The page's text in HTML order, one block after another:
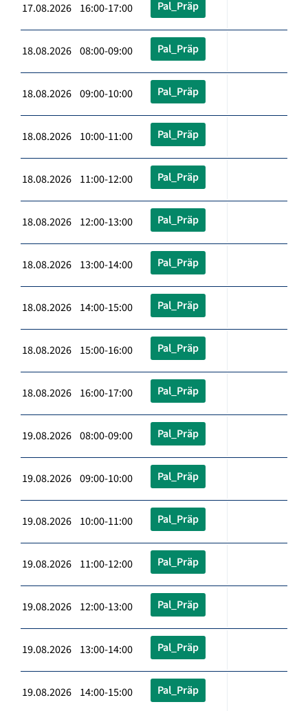
17.08.2026 16:00-17:00 Pal_Präp
18.08.2026 08:00-09:00 Pal_Präp
18.08.2026 09:00-10:00 Pal_Präp
18.08.2026 10:00-11:00 Pal_Präp
18.08.2026 11:00-12:00 Pal_Präp
18.08.2026 12:00-13:00 Pal_Präp
18.08.2026 13:00-14:00 Pal_Präp
18.08.2026 14:00-15:00 Pal_Präp
18.08.2026 15:00-16:00 Pal_Präp
18.08.2026 16:00-17:00 Pal_Präp
19.08.2026 08:00-09:00 Pal_Präp
19.08.2026 09:00-10:00 Pal_Präp
19.08.2026 10:00-11:00 Pal_Präp
19.08.2026 11:00-12:00 Pal_Präp
19.08.2026 12:00-13:00 Pal_Präp
19.08.2026 13:00-14:00 Pal_Präp
19.08.2026 14:00-15:00 Pal_Präp